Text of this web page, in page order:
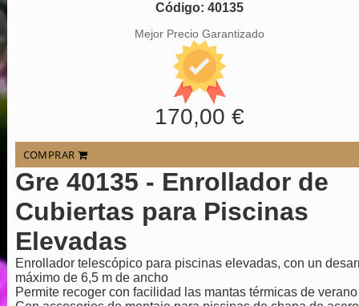
Código: 40135
Mejor Precio Garantizado
170,00 €
COMPRAR
Gre 40135 - Enrollador de
Cubiertas para Piscinas
Elevadas
Enrollador telescópico para piscinas elevadas, con un
máximo de 6,5 m de ancho
Permite recoger con facilidad las mantas térmicas de verano